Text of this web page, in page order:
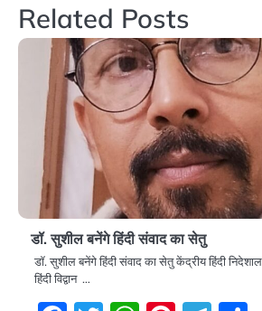
Related Posts
डॉ. सुशील बनेंगे हिंदी संवाद का सेतु
डॉ. सुशील बनेंगे हिंदी संवाद का सेतु केंद्रीय हिंदी
हिंदी विद्वान …